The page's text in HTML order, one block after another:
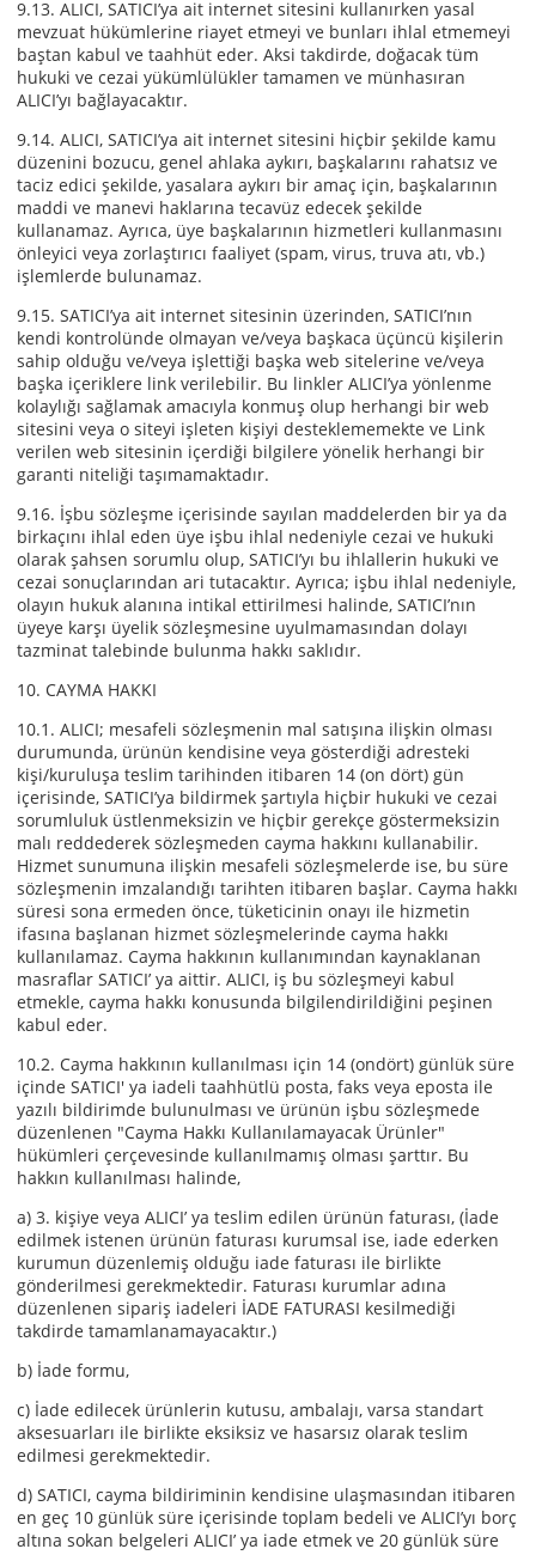
9.13. ALICI, SATICI’ya ait internet sitesini kullanırken yasal
mevzuat hükümlerine riayet etmeyi ve bunları ihlal etmemeyi
baştan kabul ve taahhüt eder. Aksi takdirde, doğacak tüm
hukuki ve cezai yükümlülükler tamamen ve münhasıran
ALICI’yı bağlayacaktır.
9.14. ALICI, SATICI’ya ait internet sitesini hiçbir şekilde kamu
düzenini bozucu, genel ahlaka aykırı, başkalarını rahatsız ve
taciz edici şekilde, yasalara aykırı bir amaç için, başkalarının
maddi ve manevi haklarına tecavüz edecek şekilde
kullanamaz. Ayrıca, üye başkalarının hizmetleri kullanmasını
önleyici veya zorlaştırıcı faaliyet (spam, virus, truva atı, vb.)
işlemlerde bulunamaz.
9.15. SATICI’ya ait internet sitesinin üzerinden, SATICI’nın
kendi kontrolünde olmayan ve/veya başkaca üçüncü kişilerin
sahip olduğu ve/veya işlettiği başka web sitelerine ve/veya
başka içeriklere link verilebilir. Bu linkler ALICI’ya yönlenme
kolaylığı sağlamak amacıyla konmuş olup herhangi bir web
sitesini veya o siteyi işleten kişiyi desteklememekte ve Link
verilen web sitesinin içerdiği bilgilere yönelik herhangi bir
garanti niteliği taşımamaktadır.
9.16. İşbu sözleşme içerisinde sayılan maddelerden bir ya da
birkaçını ihlal eden üye işbu ihlal nedeniyle cezai ve hukuki
olarak şahsen sorumlu olup, SATICI’yı bu ihlallerin hukuki ve
cezai sonuçlarından ari tutacaktır. Ayrıca; işbu ihlal nedeniyle,
olayın hukuk alanına intikal ettirilmesi halinde, SATICI’nın
üyeye karşı üyelik sözleşmesine uyulmamasından dolayı
tazminat talebinde bulunma hakkı saklıdır.
10. CAYMA HAKKI
10.1. ALICI; mesafeli sözleşmenin mal satışına ilişkin olması
durumunda, ürünün kendisine veya gösterdiği adresteki
kişi/kuruluşa teslim tarihinden itibaren 14 (on dört) gün
içerisinde, SATICI’ya bildirmek şartıyla hiçbir hukuki ve cezai
sorumluluk üstlenmeksizin ve hiçbir gerekçe göstermeksizin
malı reddederek sözleşmeden cayma hakkını kullanabilir.
Hizmet sunumuna ilişkin mesafeli sözleşmelerde ise, bu süre
sözleşmenin imzalandığı tarihten itibaren başlar. Cayma hakkı
süresi sona ermeden önce, tüketicinin onayı ile hizmetin
ifasına başlanan hizmet sözleşmelerinde cayma hakkı
kullanılamaz. Cayma hakkının kullanımından kaynaklanan
masraflar SATICI’ ya aittir. ALICI, iş bu sözleşmeyi kabul
etmekle, cayma hakkı konusunda bilgilendirildiğini peşinen
kabul eder.
10.2. Cayma hakkının kullanılması için 14 (ondört) günlük süre
içinde SATICI' ya iadeli taahhütlü posta, faks veya eposta ile
yazılı bildirimde bulunulması ve ürünün işbu sözleşmede
düzenlenen "Cayma Hakkı Kullanılamayacak Ürünler"
hükümleri çerçevesinde kullanılmamış olması şarttır. Bu
hakkın kullanılması halinde,
a) 3. kişiye veya ALICI’ ya teslim edilen ürünün faturası, (İade
edilmek istenen ürünün faturası kurumsal ise, iade ederken
kurumun düzenlemiş olduğu iade faturası ile birlikte
gönderilmesi gerekmektedir. Faturası kurumlar adına
düzenlenen sipariş iadeleri İADE FATURASI kesilmediği
takdirde tamamlanamayacaktır.)
b) İade formu,
c) İade edilecek ürünlerin kutusu, ambalajı, varsa standart
aksesuarları ile birlikte eksiksiz ve hasarsız olarak teslim
edilmesi gerekmektedir.
d) SATICI, cayma bildiriminin kendisine ulaşmasından itibaren
en geç 10 günlük süre içerisinde toplam bedeli ve ALICI’yı borç
altına sokan belgeleri ALICI’ ya iade etmek ve 20 günlük süre